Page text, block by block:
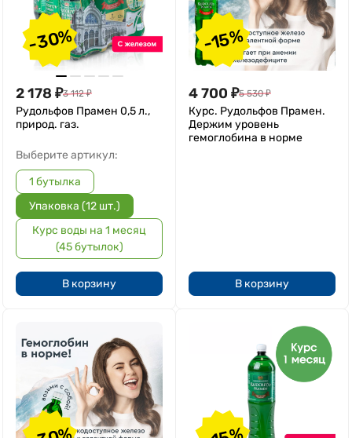
-30%
2 178 ₽3 112 ₽
Рудольфов Прамен 0,5 л.,
природ. газ.
Выберите артикул:
1 бутылка
Упаковка (12 шт.)
Курс воды на 1 месяц
(45 бутылок)
В корзину
-15%
4 700 ₽5 530 ₽
Курс. Рудольфов Прамен.
Держим уровень
гемоглобина в норме
В корзину